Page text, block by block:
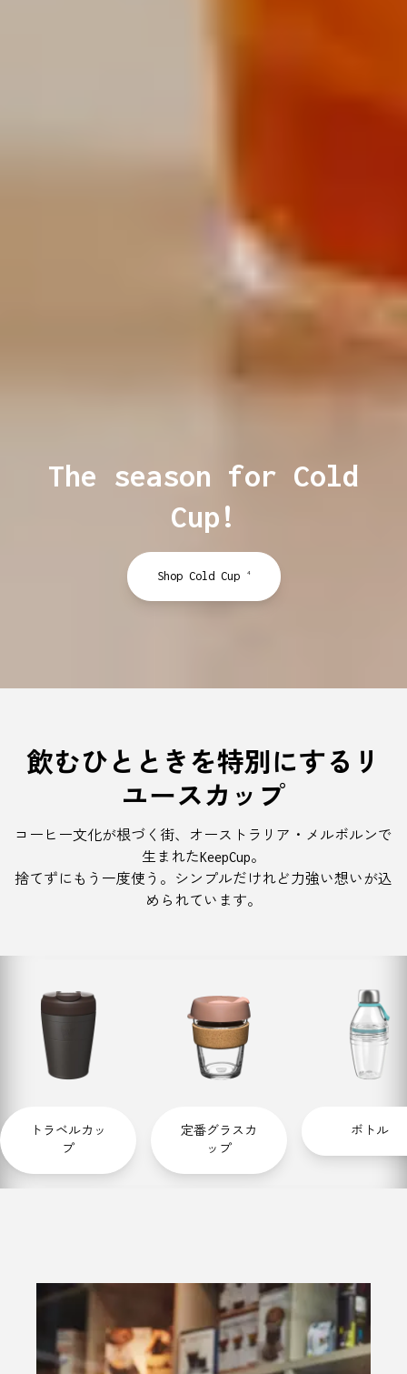
The season for Cold
Cup!
Shop Cold Cup 4
飲むひとときを特別にするリ
ユースカップ
コーヒー文化が根づく街、オーストラリア・メルボルンで
生まれたKeepCup。
捨てずにもう一度使う。シンプルだけれど力強い想いが込
められています。
トラベルカッ
プ
定番グラスカ
ップ
ボトル